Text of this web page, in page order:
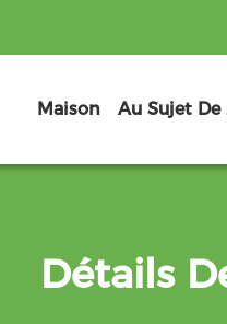
Maison
Détails